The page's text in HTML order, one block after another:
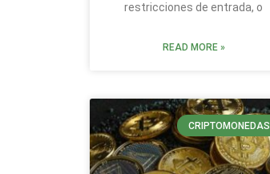
restricciones de entrada, o
READ MORE »
CRIPTOMONEDAS